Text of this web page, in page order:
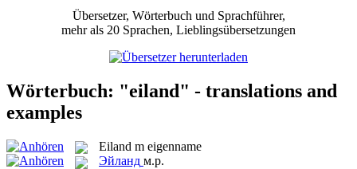
Übersetzer, Wörterbuch und Sprachführer,
mehr als 20 Sprachen, Lieblingsübersetzungen
Wörterbuch: "eiland" - translations and
examples
Eiland m eigenname
Эйланд м.р.